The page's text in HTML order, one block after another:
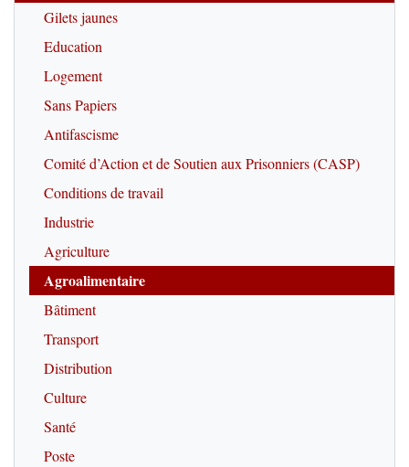
Gilets jaunes
Education
Logement
Sans Papiers
Antifascisme
Comité d’Action et de Soutien aux Prisonniers (CASP)
Conditions de travail
Industrie
Agriculture
Agroalimentaire
Bâtiment
Transport
Distribution
Culture
Santé
Poste